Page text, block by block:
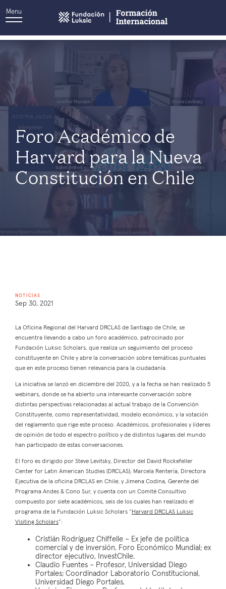
Menu
Autor: Toni Nanni
Foro Académico de
Harvard para la Nueva
Constitución en Chile
NOTICIAS
Sep 30, 2021
La Oficina Regional del Harvard DRCLAS de Santiago de Chile, se
encuentra llevando a cabo un foro académico, patrocinado por
Fundación Luksic Scholars, que realiza un seguimiento del proceso
constituyente en Chile y abre la conversación sobre temáticas puntuales
que en este proceso tienen relevancia para la ciudadanía.
La iniciativa se lanzó en diciembre del 2020, y a la fecha se han realizado 5
webinars, donde se ha abierto una interesante conversación sobre
distintas perspectivas relacionadas al actual trabajo de la Convención
Constituyente, como representatividad, modelo económico, y la votación
del reglamento que rige este proceso. Académicos, profesionales y líderes
de opinión de todo el espectro político y de distintos lugares del mundo
han participado de estas conversaciones.
El foro es dirigido por Steve Levitsky, Director del David Rockefeller
Center for Latin American Studies (DRCLAS); Marcela Rentería, Directora
Ejecutiva de la oficina DRCLAS en Chile; y Jimena Codina, Gerente del
Programa Andes & Cono Sur, y cuenta con un Comité Consultivo
compuesto por siete académicos, seis de los cuales han realizado el
programa de la Fundación Luksic Scholars “ Harvard DRCLAS Luksic
Visiting Scholars”:
Cristián Rodríguez Chiffelle – Ex jefe de política
comercial y de inversión, Foro Económico Mundial; ex
director ejecutivo, InvestChile.
Claudio Fuentes – Profesor, Universidad Diego
Portales; Coordinador Laboratorio Constitucional,
Universidad Diego Portales.